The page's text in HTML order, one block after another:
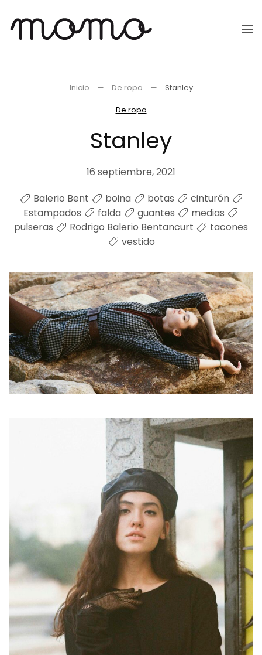
Ir
Inicio De ropa
Stanley
De ropa
Stanley
16 septiembre, 2021
Balerio Bent
boina botas
cinturón
Estampados
falda guantes
medias
pulseras
Rodrigo Balerio Bentancurt
tacones
vestido